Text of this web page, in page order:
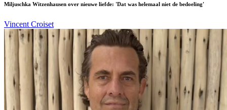
Miljuschka Witzenhausen over nieuwe liefde: 'Dat was helemaal niet de bedoeling'
Vincent Croiset